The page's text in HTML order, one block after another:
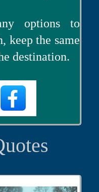
options to
keep the same
destination.